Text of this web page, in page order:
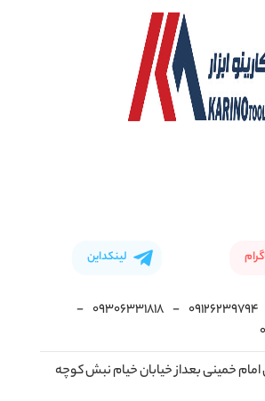
لینکداین
09126239794
-
09306331818
-
امام خمینی بعداز خیابان خیام نبش کوچه